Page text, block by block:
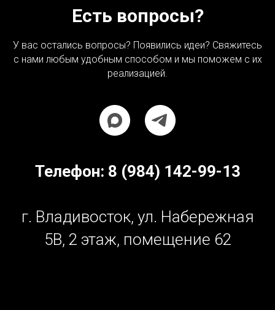
Есть вопросы?
У вас остались вопросы? Появились идеи? Свяжитесь
с нами любым удобным способом и мы поможем с их
реализацией.
Телефон: 8 (984) 142-99-13
г. Владивосток, ул. Набережная
5В, 2 этаж, помещение 62